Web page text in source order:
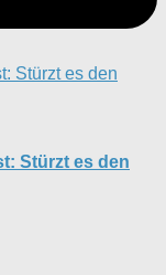
Stürzt es den